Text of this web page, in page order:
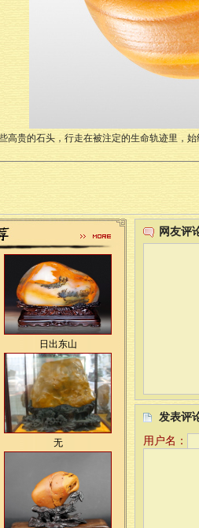
高贵的石头，行走在被注定的生命轨迹里，
日出东山
无
网友评
发表评
用户名：